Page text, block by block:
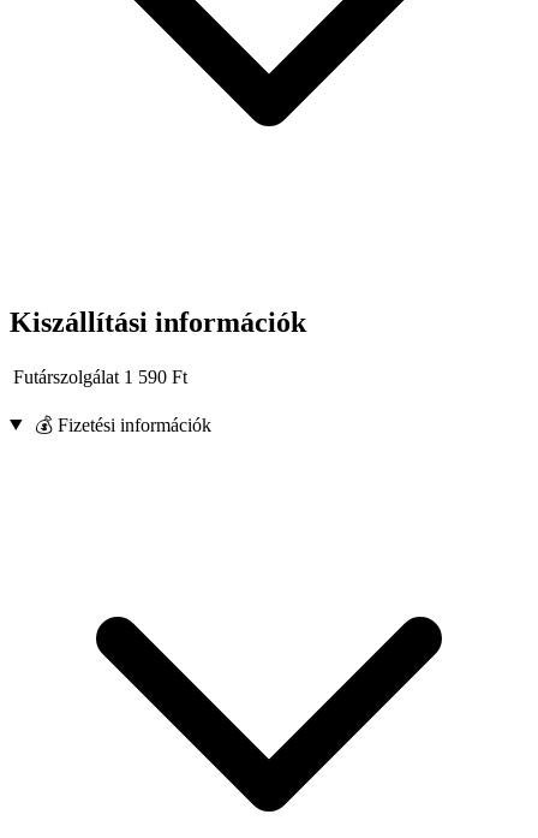
Kiszállítási információk
Futárszolgálat 1 590 Ft
💰 Fizetési információk